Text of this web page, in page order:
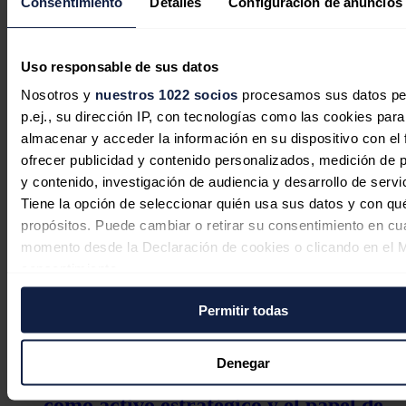
Uso responsable de sus datos
Nosotros y nuestros 1022 socios procesamos sus datos
p.ej., su dirección IP, con tecnologías como las cookies para
almacenar y acceder la información en su dispositivo con el
ofrecer publicidad y contenido personalizados, medición de
y contenido, investigación de audiencia y desarrollo de
Tiene la opción de seleccionar quién usa sus datos y con
propósitos. Puede cambiar o retirar su consentimiento en
momento desde la Declaración de cookies o clicando en el
Si lo permite, también quisiéramos:
Recopilar información sobre su ubicación geográfica
puede tener una precisión de varios metros
Identificar su dispositivo analizándolo activamente
características específicas (huellas digitales)
Permitir todas
Denegar
Noticias relacionadas
Reolum adjudica a Siemens Energy la
turbina de vapor de su planta de
biomasa tras una visita a su fábrica en
Alemania
Magnon (Ence) reivindica la biomasa